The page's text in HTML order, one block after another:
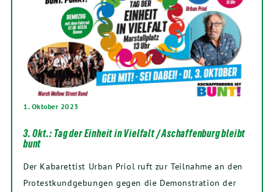
1. Oktober 2023
3. Okt.: Tag der Einheit in Vielfalt / Aschaffenburg bleibt
bunt
Der Kabarettist Urban Priol ruft zur Teilnahme an den
Protestkundgebungen gegen die Demonstration der